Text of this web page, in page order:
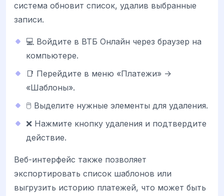
система обновит список, удалив выбранные
записи.
💻 Войдите в ВТБ Онлайн через браузер на
компьютере.
📑 Перейдите в меню «Платежи» ->
«Шаблоны».
🖱️ Выделите нужные элементы для удаления.
❌ Нажмите кнопку удаления и подтвердите
действие.
Веб-интерфейс также позволяет
экспортировать список шаблонов или
выгрузить историю платежей, что может быть